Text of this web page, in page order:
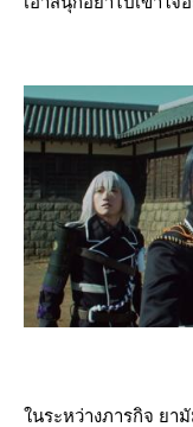
นระหว่างภารกิจ ยา